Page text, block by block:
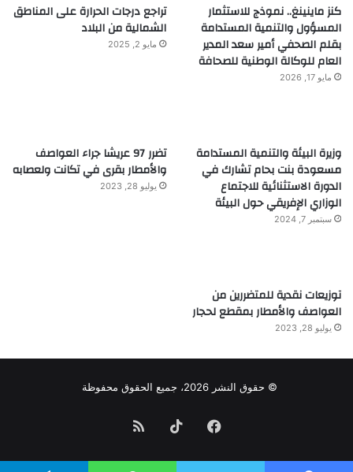
كنز ماينينغ.. نموذج للاستثمار
المسؤول والتنمية المستدامة
بقلم الصحفي أمير سعد المدير
العام للوكالة الوطنية للصحافة
مايو 17, 2026
تراجع درجات الحرارة على المناطق
الشمالية من البلاد
مايو 2, 2025
وزيرة البيئة والتنمية المستدامة
مسعودة بنت بحام تشارك في
الدورة الاستثنائية للاجتماع
الوزاري الإفريقي حول البيئة
سبتمبر 7, 2024
تضرر 97 عريشا جراء العواصف
والأمطار بقرى في تكانت ولعصابه
يوليو 28, 2023
توزيعات نقدية للمتضررين من
العواصف والأمطار بمقطع لحجار
يوليو 28, 2023
© حقوق النشر 2026، جميع الحقوق محفوظة
فيسبوك TikTokملخص
الموقع